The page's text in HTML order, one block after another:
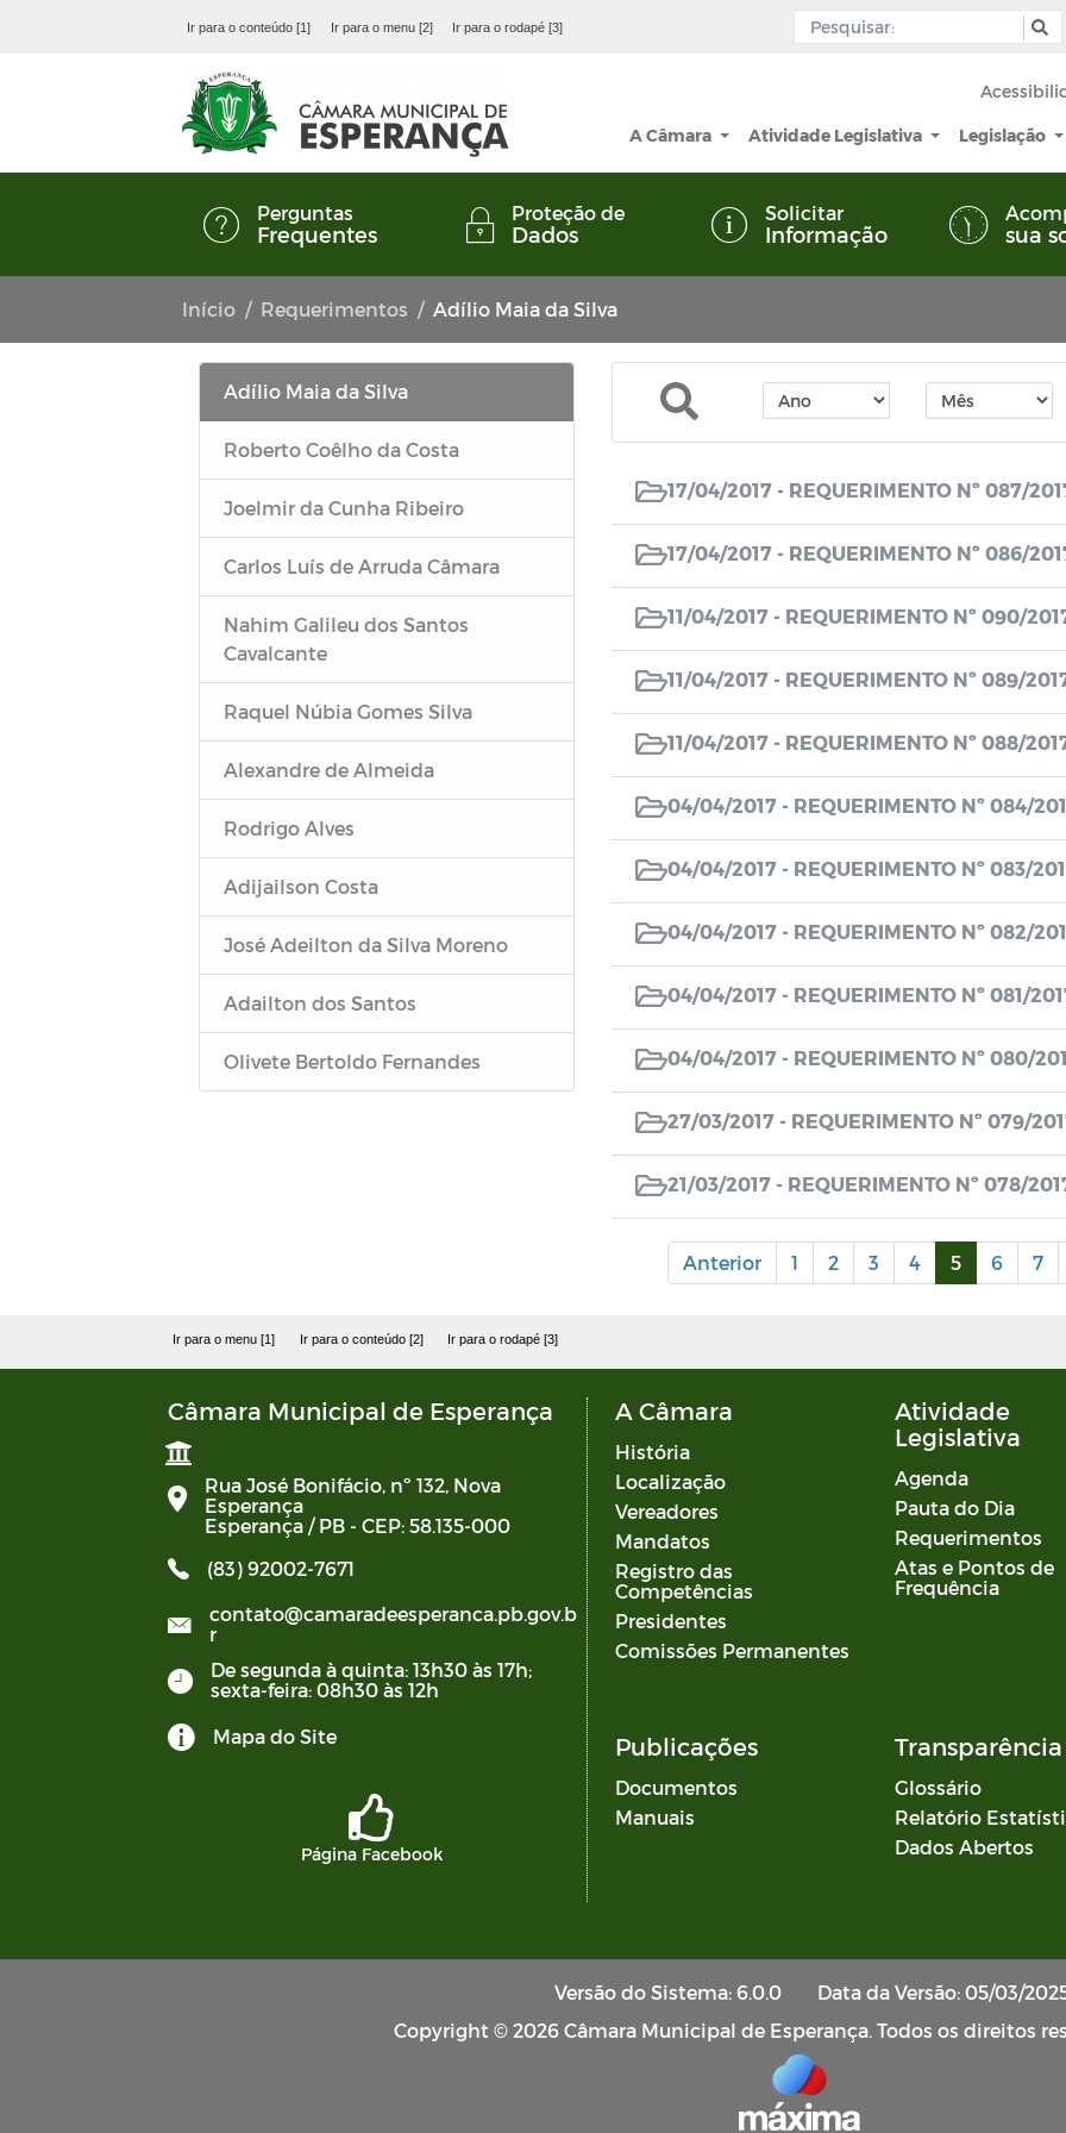
Ir para o conteúdo [1] Ir para o menu [2] Ir para o rodapé [3]
A Câmara Atividade Legislativa Legislação
Perguntas
Frequentes
Proteção de
Dados
Solicitar
Informação sua
Início Requerimentos Adílio Maia da Silva
Adílio Maia da Silva
Roberto Coêlho da Costa
Joelmir da Cunha Ribeiro
Carlos Luís de Arruda Câmara
Nahim Galileu dos Santos
Cavalcante
Raquel Núbia Gomes Silva
Alexandre de Almeida
Rodrigo Alves
Adijailson Costa
José Adeilton da Silva Moreno
Adailton dos Santos
Olivete Bertoldo Fernandes
17/04/2017 - REQUERIMENTO Nº 087/
17/04/2017 - REQUERIMENTO Nº 086/
11/04/2017 - REQUERIMENTO Nº 090/
11/04/2017 - REQUERIMENTO Nº 089/
11/04/2017 - REQUERIMENTO Nº 088/
04/04/2017 - REQUERIMENTO Nº 084/
04/04/2017 - REQUERIMENTO Nº 083/
04/04/2017 - REQUERIMENTO Nº 082/
04/04/2017 - REQUERIMENTO Nº 081/
04/04/2017 - REQUERIMENTO Nº 080/
27/03/2017 - REQUERIMENTO Nº 079/
21/03/2017 - REQUERIMENTO Nº 078/
Anterior 1 2 3 4 5 6 7
Ir para o menu [1] Ir para o conteúdo [2] Ir para o rodapé [3]
Câmara Municipal de Esperança
Rua José Bonifácio, nº 132, Nova
Esperança
Esperança / PB - CEP: 58.135-000
(83) 92002-7671
contato@camaradeesperanca.pb.gov.b
r
De segunda à quinta: 13h30 às 17h;
sexta-feira: 08h30 às 12h
Mapa do Site
Página Facebook
A Câmara
História
Localização
Vereadores
Mandatos
Registro das
Competências
Presidentes
Comissões Permanentes
Atividade
Legislativa
Agenda
Pauta do Dia
Requerimentos
Atas e Pontos de
Frequência
Publicações
Documentos
Manuais
Transparência
Glossário
Relatório
Dados Abertos
Versão do Sistema: 6.0.0
Data da Versão: 05/03/
Copyright © 2026 Câmara Municipal de Esperança. Todos os direitos